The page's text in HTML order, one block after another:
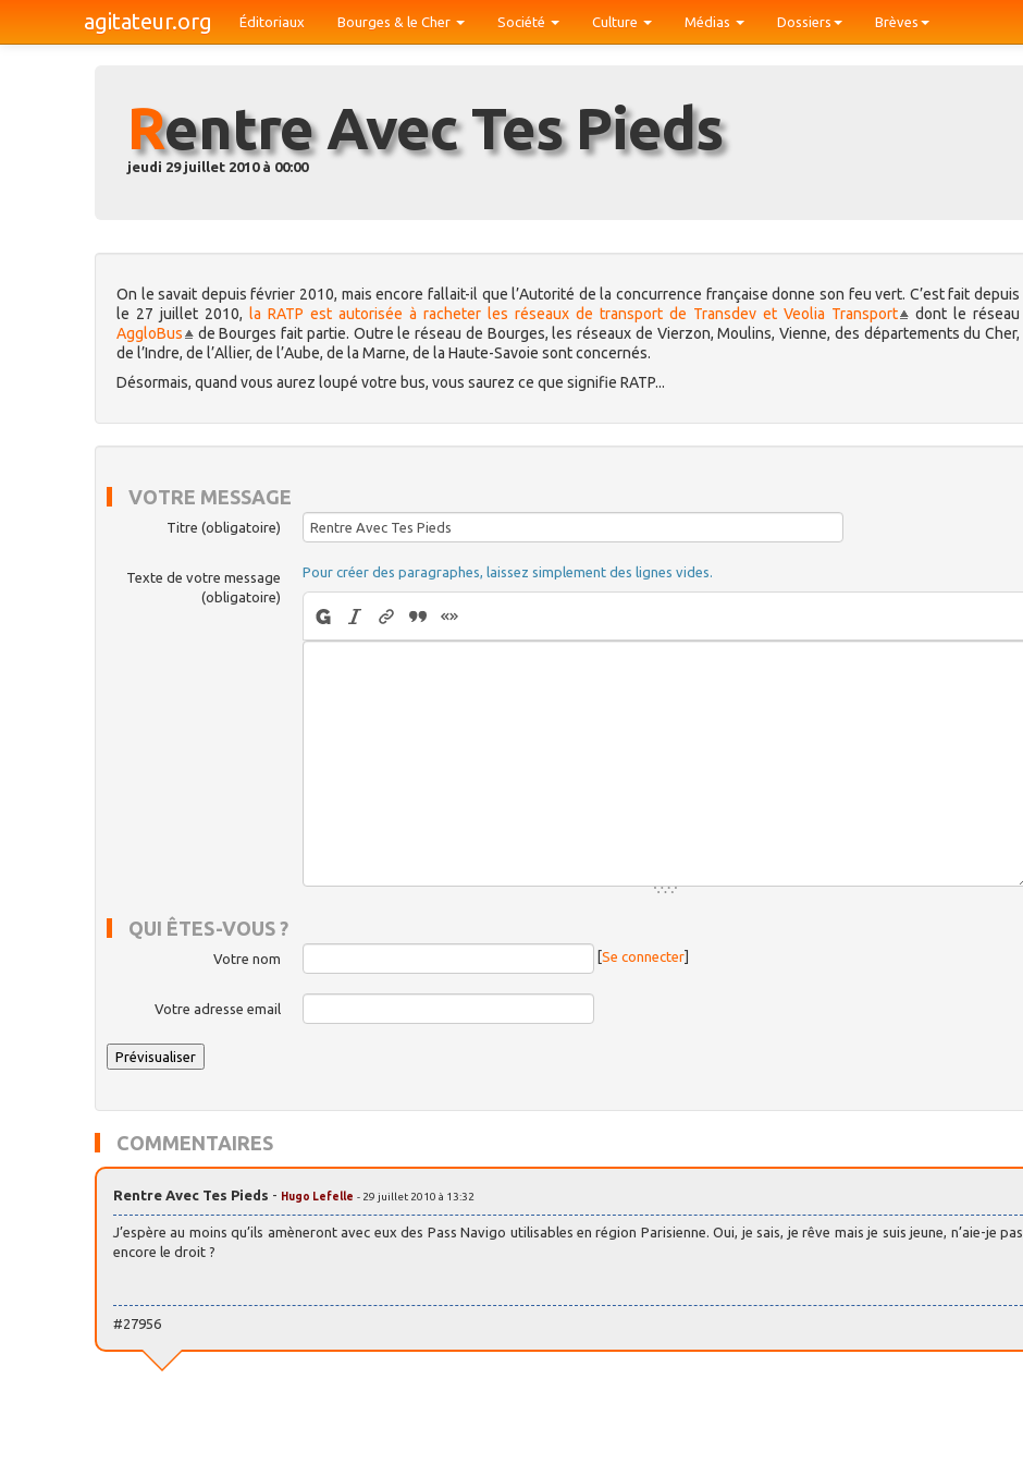
agitateur.org Éditoriaux Bourges & le Cher Société Culture Médias Dossiers Brèves
Rentre Avec Tes Pieds
jeudi 29 juillet 2010 à 00:00
On le savait depuis février 2010, mais encore fallait-il que l’Autorité de la concurrence française donne son feu vert. C’est fait depuis
le 27 juillet 2010, la RATP est autorisée à racheter les réseaux de transport de Transdev et Veolia Transport
dont le réseau
AggloBus
de Bourges fait partie. Outre le réseau de Bourges, les réseaux de Vierzon, Moulins, Vienne, des départements du Cher,
de l’Indre, de l’Allier, de l’Aube, de la Marne, de la Haute-Savoie sont concernés.
Désormais, quand vous aurez loupé votre bus, vous saurez ce que signifie RATP...
VOTRE MESSAGE
Titre (obligatoire)
Texte de votre message
(obligatoire)
Pour créer des paragraphes, laissez simplement des lignes vides.
QUI ÊTES-VOUS ?
Votre nom [Se connecter]
Votre adresse email
COMMENTAIRES
Rentre Avec Tes Pieds - Hugo Lefelle - 29 juillet 2010 à 13:32
J’espère au moins qu’ils amèneront avec eux des Pass Navigo utilisables en région Parisienne. Oui, je sais, je rêve mais je suis jeune, n’aie-je pas
encore le droit ?
#27956